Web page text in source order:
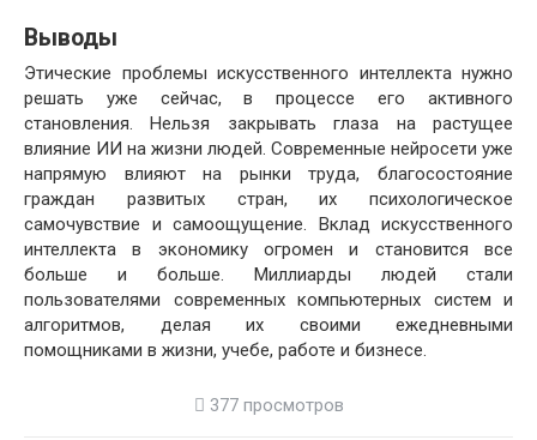
Выводы
Этические проблемы искусственного интеллекта нужно
решать уже сейчас, в процессе его активного
становления. Нельзя закрывать глаза на растущее
влияние ИИ на жизни людей. Современные нейросети уже
напрямую влияют на рынки труда, благосостояние
граждан развитых стран, их психологическое
самочувствие и самоощущение. Вклад искусственного
интеллекта в экономику огромен и становится все
больше и больше. Миллиарды людей стали
пользователями современных компьютерных систем и
алгоритмов, делая их своими ежедневными
помощниками в жизни, учебе, работе и бизнесе.
377 просмотров